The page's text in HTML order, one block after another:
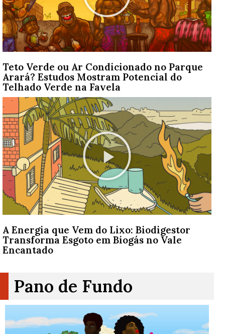
Teto Verde ou Ar Condicionado no Parque
Arará? Estudos Mostram Potencial do
Telhado Verde na Favela
A Energia que Vem do Lixo: Biodigestor
Transforma Esgoto em Biogás no Vale
Encantado
Pano de Fundo